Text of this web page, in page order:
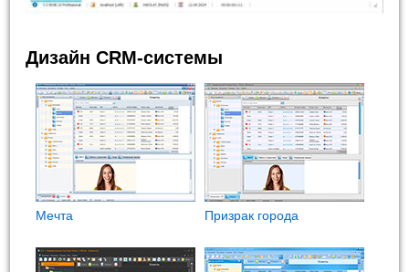
Дизайн CRM-системы
Мечта Призрак города